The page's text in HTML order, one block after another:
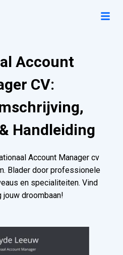
Account
CV:
Handleiding
Account Manager cv
Blader door professionele
en specialiteiten. Vind
jouw droombaan!